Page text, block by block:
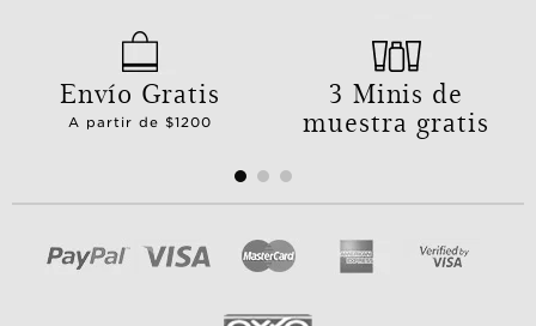
Envío Gratis
A partir de $1200
3 Minis de
muestra gratis